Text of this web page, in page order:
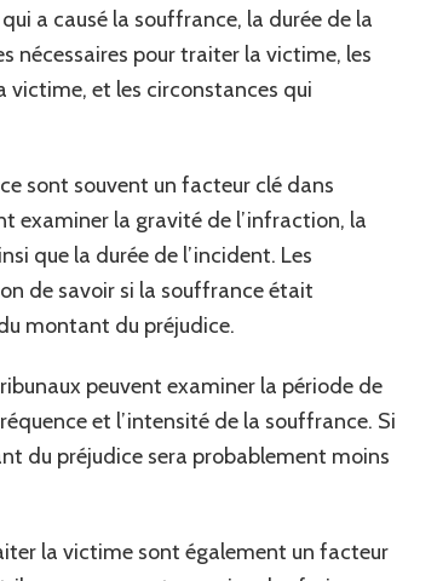
a causé la souffrance, la durée de la
nécessaires pour traiter la victime, les
victime, et les circonstances qui
sont souvent un facteur clé dans
examiner la gravité de l’infraction, la
que la durée de l’incident. Les
de savoir si la souffrance était
montant du préjudice.
peuvent examiner la période de
et l’intensité de la souffrance. Si
du préjudice sera probablement moins
la victime sont également un facteur